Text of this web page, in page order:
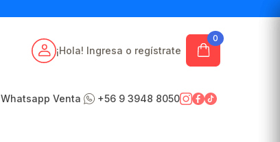
0
¡Hola! Ingresa o regístrate
Whatsapp Venta +56 9 3948 8050